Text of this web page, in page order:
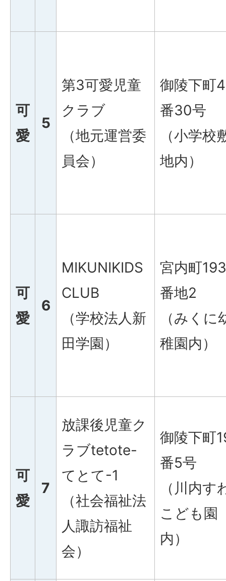
可
愛
5
第3可愛児童
クラブ
（地元運営委
員会）
御陵下町4
番30号
（小学校
地内）
可
愛
6
MIKUNIKIDS
CLUB
（学校法人新
田学園）
宮内町
番地2
（みくに
稚園内）
可
愛
7
放課後児童ク
ラブtetote-
てとて-1
（社会福祉法
人諏訪福祉
会）
御陵下町
番5号
（川内す
こども園
内）